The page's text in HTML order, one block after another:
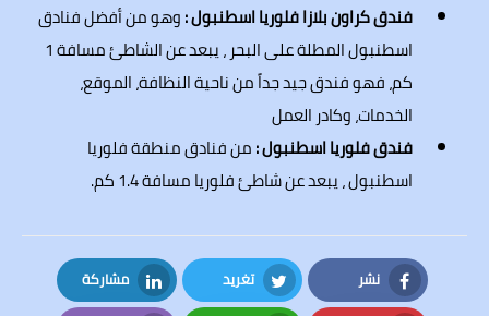
فندق كراون بلازا فلوريا اسطنبول :وهو من أفضل فنادق
اسطنبول المطلة على البحر ، يبعد عن الشاطئ مسافة 1
كم، فهو فندق جيد جداً من ناحية النظافة، الموقع،
الخدمات، وكادر العمل
فندق فلوريا اسطنبول :من فنادق منطقة فلوريا
اسطنبول ، يبعد عن شاطئ فلوريا مسافة 1.4 كم.
نشر
Facebook
تغريد
Twitter
مشاركة
LinkedIn